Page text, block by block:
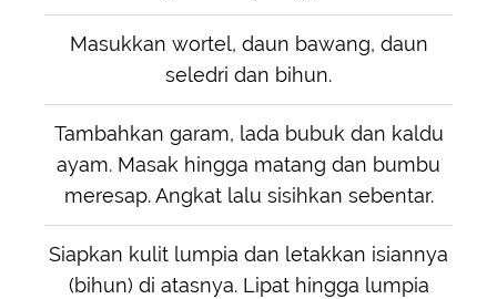
Masukkan wortel, daun bawang, daun
seledri dan bihun.
Tambahkan garam, lada bubuk dan kaldu
ayam. Masak hingga matang dan bumbu
meresap. Angkat lalu sisihkan sebentar.
Siapkan kulit lumpia dan letakkan isiannya
(bihun) di atasnya. Lipat hingga lumpia